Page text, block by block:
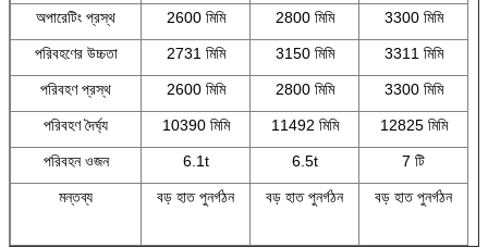
অপারেটিং প্রস্থ 2600 মিমি 2800 মিমি 3300 মিমি
পরিবহণের উচ্চতা 2731 মিমি 3150 মিমি 3311 মিমি
পরিবহণ প্রস্থ 2600 মিমি 2800 মিমি 3300 মিমি
পরিবহণ দৈর্ঘ্য 10390 মিমি 11492 মিমি 12825 মিমি
পরিবহন ওজন 6.1t 6.5t 7 টি
মন্তব্য বড় হাত পুনর্গঠন বড় হাত পুনর্গঠন বড় হাত পুনর্গঠন